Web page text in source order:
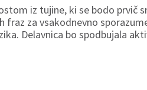
iz tujine, ki se bodo prvič
za vsakodnevno
Delavnica bo spodbujala